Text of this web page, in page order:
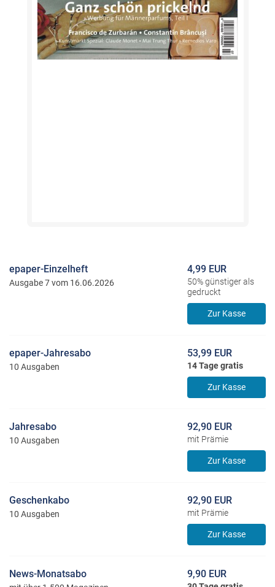
epaper-Einzelheft
Ausgabe 7 vom 16.06.2026
4,99 EUR
50% günstiger als
gedruckt
Zur Kasse
epaper-Jahresabo
10 Ausgaben
53,99 EUR
14 Tage gratis
Zur Kasse
Jahresabo
10 Ausgaben
92,90 EUR
mit Prämie
Zur Kasse
Geschenkabo
10 Ausgaben
92,90 EUR
mit Prämie
Zur Kasse
News-Monatsabo 9,90 EUR